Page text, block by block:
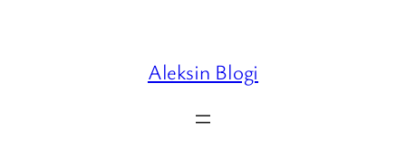
Aleksin Blogi